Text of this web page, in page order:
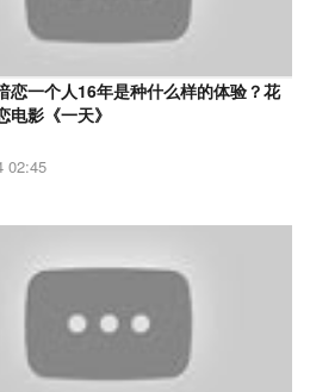
恋一个人16年是种什么样的体验？花
电影《一天》
02:45